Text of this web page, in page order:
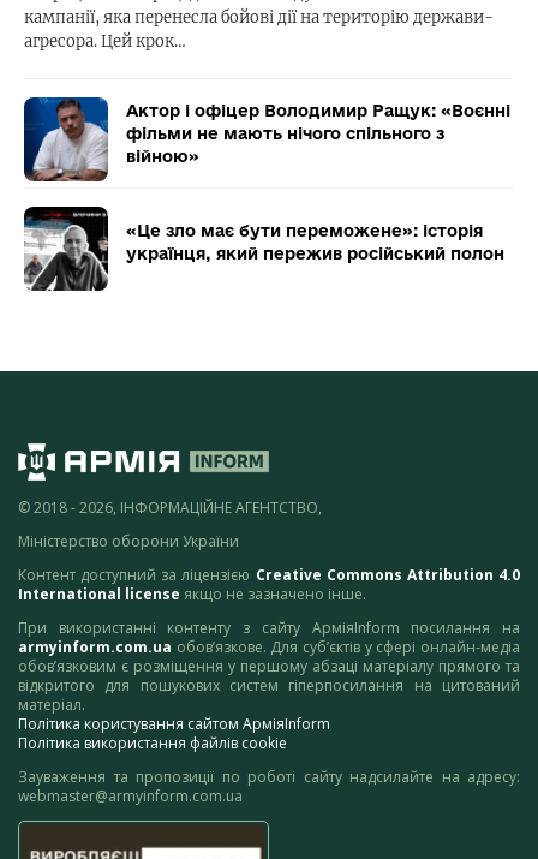
кампанії, яка перенесла бойові дії на територію держави-
агресора. Цей крок…
Актор і офіцер Володимир Ращук: «Воєнні
фільми не мають нічого спільного з
війною»
«Це зло має бути переможене»: історія
українця, який пережив російський полон
© 2018 - 2026, ІНФОРМАЦІЙНЕ АГЕНТСТВО,
Міністерство оборони України
Контент доступний за ліцензією Creative Commons Attribution 4.0
International license якщо не зазначено інше.
При використанні контенту з сайту АрміяInform посилання на
armyinform.com.ua обов’язкове. Для суб’єктів у сфері онлайн-медіа
обов’язковим є розміщення у першому абзаці матеріалу прямого та
відкритого для пошукових систем гіперпосилання на цитований
матеріал.
Політика користування сайтом АрміяInform
Політика використання файлів cookie
Зауваження та пропозиції по роботі сайту надсилайте на адресу:
webmaster@armyinform.com.ua